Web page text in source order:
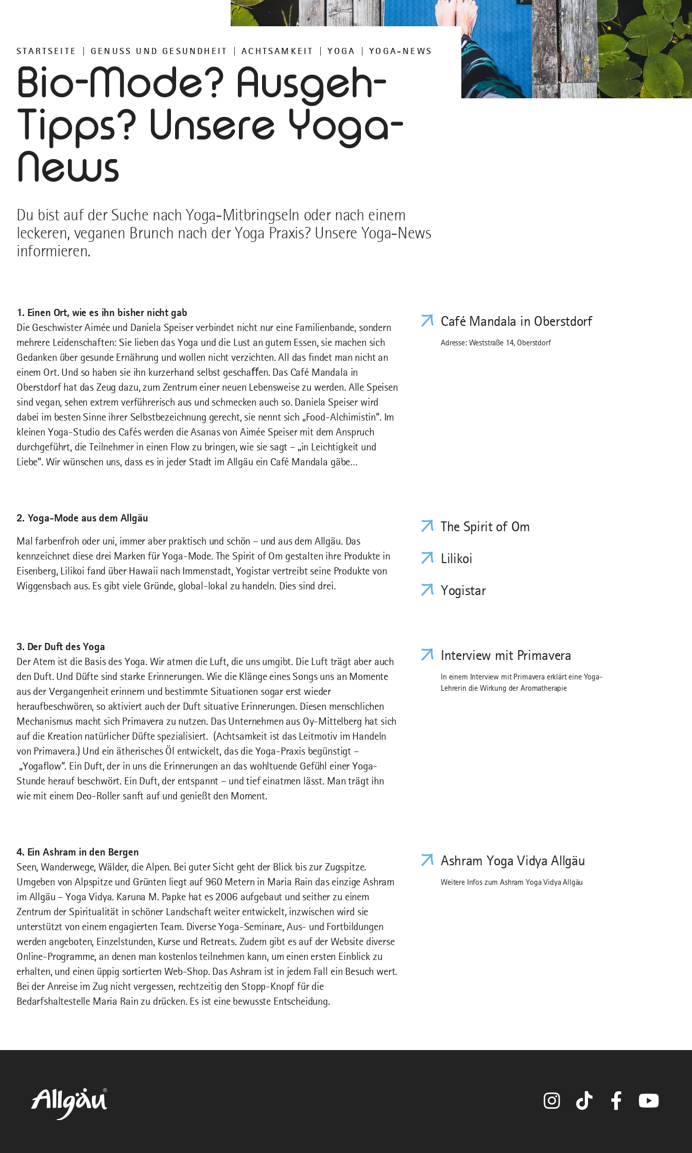
STARTSEITE GENUSS UND GESUNDHEIT ACHTSAMKEIT YOGA YOGA-NEWS
Bio-Mode? Ausgeh-
Tipps? Unsere Yoga-
News
Du bist auf der Suche nach Yoga-Mitbringseln oder nach einem
leckeren, veganen Brunch nach der Yoga Praxis? Unsere Yoga-News
informieren.
1. Einen Ort, wie es ihn bisher nicht gab
Die Geschwister Aimée und Daniela Speiser verbindet nicht nur eine Familienbande, sondern
mehrere Leidenschaften: Sie lieben das Yoga und die Lust an gutem Essen, sie machen sich
Gedanken über gesunde Ernährung und wollen nicht verzichten. All das ﬁndet man nicht an
einem Ort. Und so haben sie ihn kurzerhand selbst geschaﬀen. Das Café Mandala in
Oberstdorf hat das Zeug dazu, zum Zentrum einer neuen Lebensweise zu werden. Alle Speisen
sind vegan, sehen extrem verführerisch aus und schmecken auch so. Daniela Speiser wird
dabei im besten Sinne ihrer Selbstbezeichnung gerecht, sie nennt sich „Food-Alchimistin“. Im
kleinen Yoga-Studio des Cafés werden die Asanas von Aimée Speiser mit dem Anspruch
durchgeführt, die Teilnehmer in einen Flow zu bringen, wie sie sagt – „in Leichtigkeit und
Liebe“. Wir wünschen uns, dass es in jeder Stadt im Allgäu ein Café Mandala gäbe…
Café Mandala in Oberstdorf
Adresse: Weststraße 14, Oberstdorf
2. Yoga-Mode aus dem Allgäu
Mal farbenfroh oder uni, immer aber praktisch und schön – und aus dem Allgäu. Das
kennzeichnet diese drei Marken für Yoga-Mode. The Spirit of Om gestalten ihre Produkte in
Eisenberg, Lilikoi fand über Hawaii nach Immenstadt, Yogistar vertreibt seine Produkte von
Wiggensbach aus. Es gibt viele Gründe, global-lokal zu handeln. Dies sind drei.
The Spirit of Om
Lilikoi
Yogistar
3. Der Duft des Yoga
Der Atem ist die Basis des Yoga. Wir atmen die Luft, die uns umgibt. Die Luft trägt aber auch
den Duft. Und Düfte sind starke Erinnerungen. Wie die Klänge eines Songs uns an Momente
aus der Vergangenheit erinnern und bestimmte Situationen sogar erst wieder
heraufbeschwören, so aktiviert auch der Duft situative Erinnerungen. Diesen menschlichen
Mechanismus macht sich Primavera zu nutzen. Das Unternehmen aus Oy-Mittelberg hat sich
auf die Kreation natürlicher Düfte spezialisiert. (Achtsamkeit ist das Leitmotiv im Handeln
von Primavera.) Und ein ätherisches Öl entwickelt, das die Yoga-Praxis begünstigt –
„Yogaﬂow“. Ein Duft, der in uns die Erinnerungen an das wohltuende Gefühl einer Yoga-
Stunde herauf beschwört. Ein Duft, der entspannt – und tief einatmen lässt. Man trägt ihn
wie mit einem Deo-Roller sanft auf und genießt den Moment.
Interview mit Primavera
In einem Interview mit Primavera erklärt eine Yoga-
Lehrerin die Wirkung der Aromatherapie
4. Ein Ashram in den Bergen
Seen, Wanderwege, Wälder, die Alpen. Bei guter Sicht geht der Blick bis zur Zugspitze.
Umgeben von Alpspitze und Grünten liegt auf 960 Metern in Maria Rain das einzige Ashram
im Allgäu – Yoga Vidya. Karuna M. Papke hat es 2006 aufgebaut und seither zu einem
Zentrum der Spiritualität in schöner Landschaft weiter entwickelt, inzwischen wird sie
unterstützt von einem engagierten Team. Diverse Yoga-Seminare, Aus- und Fortbildungen
werden angeboten, Einzelstunden, Kurse und Retreats. Zudem gibt es auf der Website diverse
Online-Programme, an denen man kostenlos teilnehmen kann, um einen ersten Einblick zu
erhalten, und einen üppig sortierten Web-Shop. Das Ashram ist in jedem Fall ein Besuch wert.
Bei der Anreise im Zug nicht vergessen, rechtzeitig den Stopp-Knopf für die
Bedarfshaltestelle Maria Rain zu drücken. Es ist eine bewusste Entscheidung.
Ashram Yoga Vidya Allgäu
Weitere Infos zum Ashram Yoga Vidya Allgäu
Instagram TikTok Facebook